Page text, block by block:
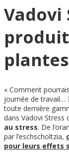
Vadovi
« Comment
journée de travail…
toute dernière
dans Vadovi Stress
au stress. De
par l’eschscholtzia,
pour leurs effets